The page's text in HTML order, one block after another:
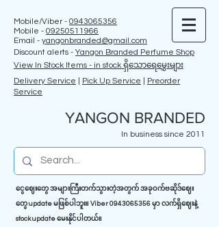
Mobile/Viber - 0943065356
Mobile - 09250511966
Email - yangonbranded@gmail.com
Discount alerts - Yangon Branded Perfume Shop
View In Stock Items - in stock ရှိသောရေမွှေးများ
Delivery Service
Pick Up Service
Preorder
Service
YANGON BRANDED
In business since 2011
ငွေဈေးတွေ အများကြီးတက်သွားတဲ့အတွက် အခုဝက်ဗဆိုဒ်ဈေး
တွေ update မဖြစ်ပါဘူး။ Viber0943065356 မှာ လက်ရှိဈေးနဲ့
stock update မေးနိုင်ပါတယ်။